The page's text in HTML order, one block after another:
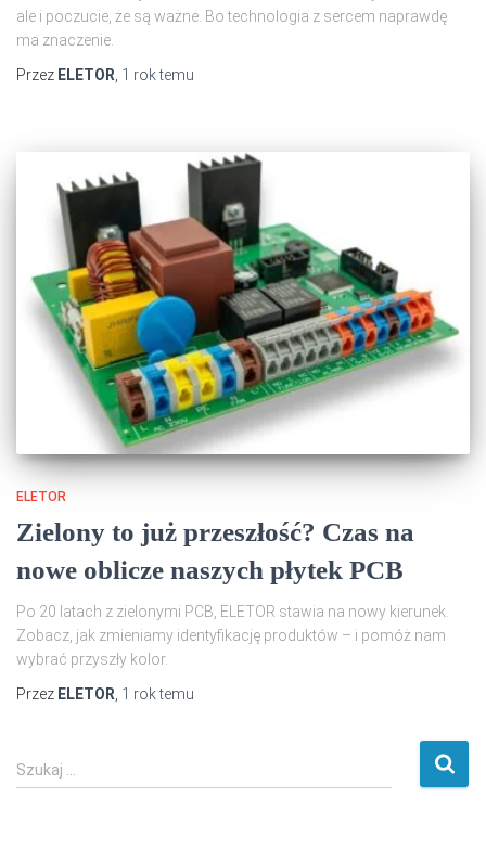
ale i poczucie, że są ważne. Bo technologia z sercem naprawdę
ma znaczenie.
Przez ELETOR, 1 roktemu
ELETOR
Zielony to już przeszłość? Czas na
nowe oblicze naszych płytek PCB
Po 20 latach z zielonymi PCB, ELETOR stawia na nowy kierunek.
Zobacz, jak zmieniamy identyfikację produktów – i pomóż nam
wybrać przyszły kolor.
Przez ELETOR 1 roktemu
S
z
Szukaj …